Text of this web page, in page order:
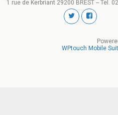
1 rue de Kerbriant 29200 BREST -- Tel.
WPtouch Mobile